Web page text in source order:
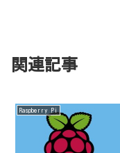
関連記事
Raspberry Pi